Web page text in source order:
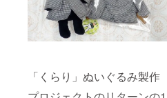
「くらり」ぬいぐるみ製作